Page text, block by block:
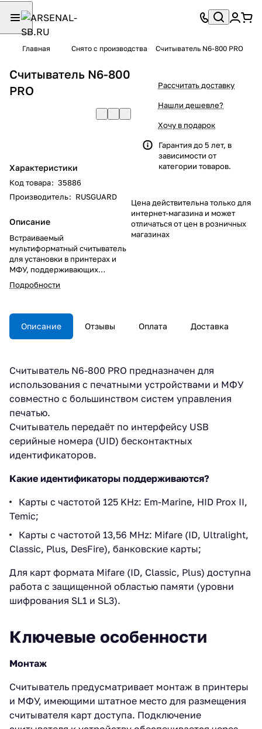
Главная Снято с производства Считыватель N6-800 PRO
Считыватель N6-800
PRO
Характеристики
Код товара: 35886
Производитель: RUSGUARD
Описание
Встраиваемый
мультиформатный считыватель
для установки в принтерах и
МФУ, поддерживающих
технологию FollowMe Printing.
Подробности
Рассчитать доставку
Нашли дешевле?
Хочу в подарок
Гарантия до 5 лет, в
зависимости от
категории товаров.
Цена действительна только для
интернет-магазина и может
отличаться от цен в розничных
магазинах
Описание Отзывы Оплата Доставка
Cчитыватель N6-800 PRO предназначен для
использования с печатными устройствами и МФУ
совместно с большинством систем управления
печатью.
Считыватель передаёт по интерфейсу USB
серийные номера (UID) бесконтактных
идентификаторов.
Какие идентификаторы поддерживаются?
Карты с частотой 125 KHz: Em-Marine, HID Prox II,
Temic;
Карты с частотой 13,56 MHz: Mifare (ID, Ultralight,
Classic, Plus, DesFire), банковские карты;
Для карт формата Mifare (ID, Classic, Plus) доступна
работа с защищенной областью памяти (уровни
шифрования SL1 и SL3).
Ключевые особенности
Монтаж
Считыватель предусматривает монтаж в принтеры
и МФУ, имеющими штатное место для размещения
считывателя карт доступа. Подключение